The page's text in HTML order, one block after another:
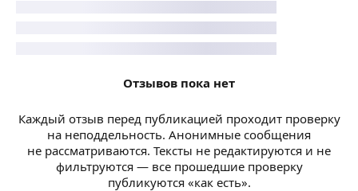
Отзывов пока нет
Каждый отзыв перед публикацией проходит проверку
на неподдельность. Анонимные сообщения
не рассматриваются. Тексты не редактируются и не
фильтруются — все прошедшие проверку
публикуются «как есть».